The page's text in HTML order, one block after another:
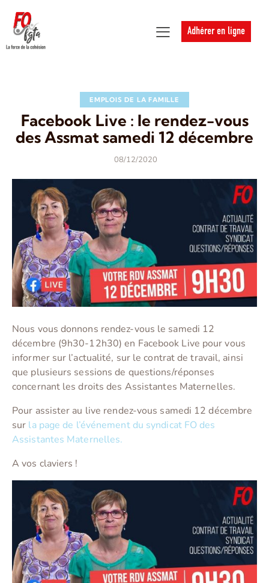
Adhérer en ligne
EMPLOIS DE LA FAMILLE
Facebook Live : le rendez-vous
des Assmat samedi 12 décembre
08/12/2020
Nous vous donnons rendez-vous le samedi 12
décembre (9h30-12h30) en Facebook Live pour vous
informer sur l’actualité, sur le contrat de travail, ainsi
que plusieurs sessions de questions/réponses
concernant les droits des Assistantes Maternelles.
Pour assister au live rendez-vous samedi 12 décembre
sur la page de l’événement du syndicat FO des
Assistantes Maternelles.
A vos claviers !